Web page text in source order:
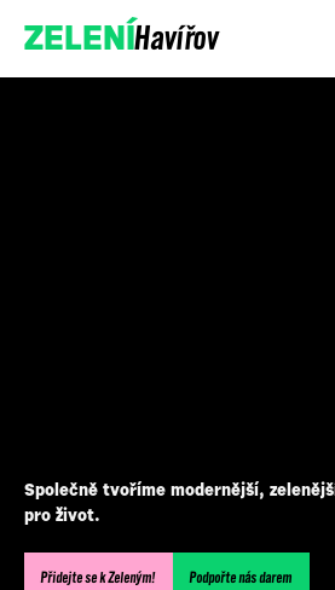
ZELENÍHavířov
Společně tvoříme modernější,
pro život.
Přidejte se k Zeleným! Podpořte nás darem